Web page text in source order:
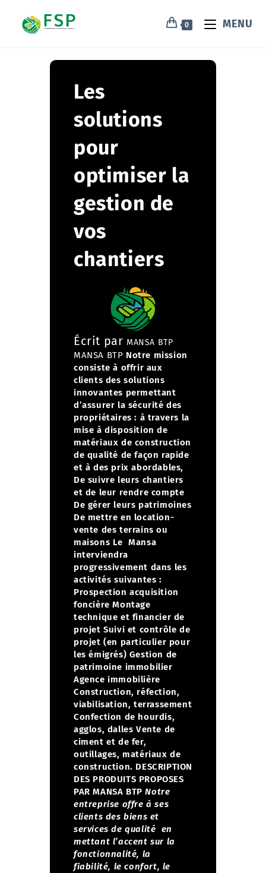
0 MENU
Les
solutions
pour
optimiser la
gestion de
vos
chantiers
Écrit par MANSA BTP
MANSA BTP Notre mission
consiste à offrir aux
clients des solutions
innovantes permettant
d’assurer la sécurité des
propriétaires : à travers la
mise à disposition de
matériaux de construction
de qualité de façon rapide
et à des prix abordables,
De suivre leurs chantiers
et de leur rendre compte
De gérer leurs patrimoines
De mettre en location-
vente des terrains ou
maisons Le Mansa
interviendra
progressivement dans les
activités suivantes :
Prospection acquisition
foncière Montage
technique et financier de
projet Suivi et contrôle de
projet (en particulier pour
les émigrés) Gestion de
patrimoine immobilier
Agence immobilière
Construction, réfection,
viabilisation, terrassement
Confection de hourdis,
agglos, dalles Vente de
ciment et de fer,
outillages, matériaux de
construction. DESCRIPTION
DES PRODUITS PROPOSES
PAR MANSA BTP Notre
entreprise offre à ses
clients des biens et
services de qualité en
mettant l’accent sur la
fonctionnalité, la
fiabilité, le confort, le